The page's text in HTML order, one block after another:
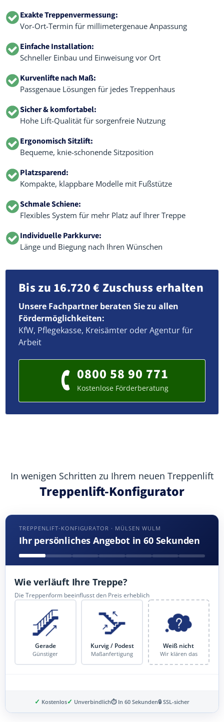
Exakte Treppenvermessung:
Vor-Ort-Termin für millimetergenaue Anpassung
Einfache Installation:
Schneller Einbau und Einweisung vor Ort
Kurvenlifte nach Maß:
Passgenaue Lösungen für jedes Treppenhaus
Sicher & komfortabel:
Hohe Lift-Qualität für sorgenfreie Nutzung
Ergonomisch Sitzlift:
Bequeme, knie-schonende Sitzposition
Platzsparend:
Kompakte, klappbare Modelle mit Fußstütze
Schmale Schiene:
Flexibles System für mehr Platz auf Ihrer Treppe
Individuelle Parkkurve:
Länge und Biegung nach Ihren Wünschen
Bis zu 16.720 € Zuschuss erhalten
Unsere Fachpartner beraten Sie zu allen
Fördermöglichkeiten:
KfW, Pflegekasse, Kreisämter oder Agentur für
Arbeit
0800 58 90 771
Kostenlose Förderberatung
In wenigen Schritten zu Ihrem neuen Treppenlift
Treppenlift-Konfigurator
TREPPENLIFT-KONFIGURATOR · MÜLSEN WULM
Ihr persönliches Angebot in 60 Sekunden
Wie verläuft Ihre Treppe?
Die Treppenform beeinflusst den Preis erheblich
Gerade
Günstiger
Kurvig / Podest
Maßanfertigung
Weiß nicht
Wir klären das
✓ Kostenlos✓ Unverbindlich⏱ In 60 Sekunden🔒 SSL-sicher